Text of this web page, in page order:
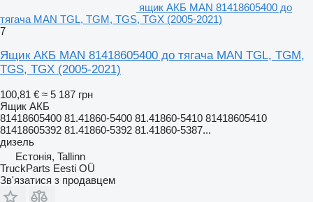
ящик АКБ MAN 81418605400 до
тягача MAN TGL, TGM, TGS, TGX (2005-2021)
7
Ящик АКБ MAN 81418605400 до тягача MAN TGL, TGM,
TGS, TGX (2005-2021)
100,81 € ≈ 5 187 грн
Ящик АКБ
81418605400 81.41860-5400 81.41860-5410 81418605410
81418605392 81.41860-5392 81.41860-5387...
дизель
Естонія, Tallinn
TruckParts Eesti OÜ
Зв'язатися з продавцем